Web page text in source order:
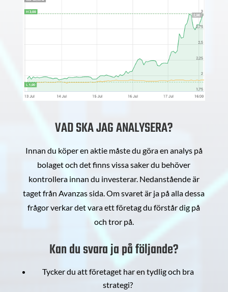
VAD SKA JAG ANALYSERA?
Innan du köper en aktie måste du göra en analys på
bolaget och det finns vissa saker du behöver
kontrollera innan du investerar. Nedanstående är
taget från Avanzas sida. Om svaret är ja på alla dessa
frågor verkar det vara ett företag du förstår dig på
och tror på.
Kan du svara ja på följande?
Tycker du att företaget har en tydlig och bra
strategi?